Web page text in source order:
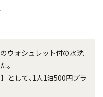
ウォシュレット付の水洗
。
として､1人1泊500円プラ